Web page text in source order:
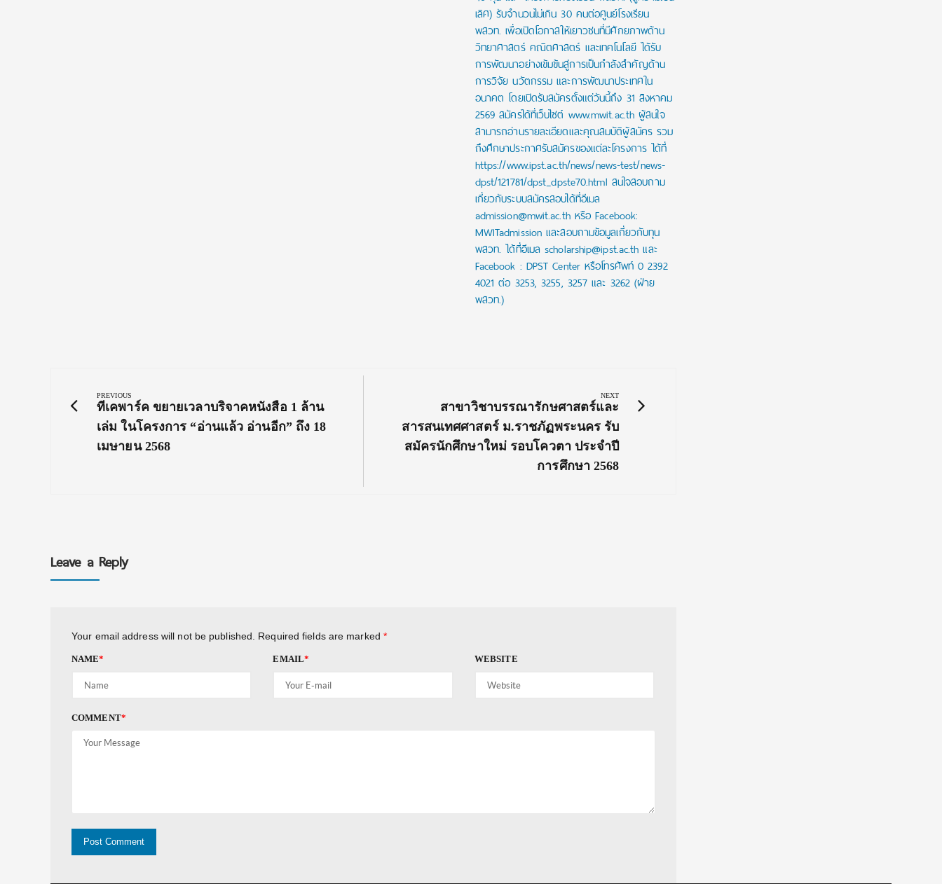
เลิศ) รับจำนวนไม่เกิน 30 คนต่อศูนย์โรงเรียน
พสวท. เพื่อเปิดโอกาสให้เยาวชนที่มีศักยภาพด้าน
วิทยาศาสตร์ คณิตศาสตร์ และเทคโนโลยี ได้รับ
การพัฒนาอย่างเข้มข้นสู่การเป็นกำลังสำคัญด้าน
การวิจัย นวัตกรรม และการพัฒนาประเทศใน
อนาคต โดยเปิดรับสมัครตั้งแต่วันนี้ถึง 31 สิงหาคม
2569 สมัครได้ที่เว็บไซต์ www.mwit.ac.th ผู้สนใจ
สามารถอ่านรายละเอียดและคุณสมบัติผู้สมัคร รวม
ถึงศึกษาประกาศรับสมัครของแต่ละโครงการ ได้ที่
https://www.ipst.ac.th/news/news-test/news-
dpst/121781/dpst_dpste70.html สนใจสอบถาม
เกี่ยวกับระบบสมัครสอบได้ที่อีเมล
admission@mwit.ac.th หรือ Facebook:
MWITadmission และสอบถามข้อมูลเกี่ยวกับทุน
พสวท. ได้ที่อีเมล scholarship@ipst.ac.th และ
Facebook : DPST Center หรือโทรศัพท์ 0 2392
4021 ต่อ 3253, 3255, 3257 และ 3262 (ฝ่าย
พสวท.)
navigation
PREVIOUS
Previous
Post:
ทีเคพาร์ค ขยายเวลาบริจาคหนังสือ 1 ล้าน
เล่ม ในโครงการ “อ่านแล้ว อ่านอีก” ถึง 18
เมษายน 2568
NEXT
Next
Post:
สาขาวิชาบรรณารักษศาสตร์และ
สารสนเทศศาสตร์ ม.ราชภัฏพระนคร รับ
สมัครนักศึกษาใหม่ รอบโควตา ประจำปี
การศึกษา 2568
Leave a Reply
Your email address will not be published. Required fields are marked *
NAME* EMAIL* WEBSITE
COMMENT*